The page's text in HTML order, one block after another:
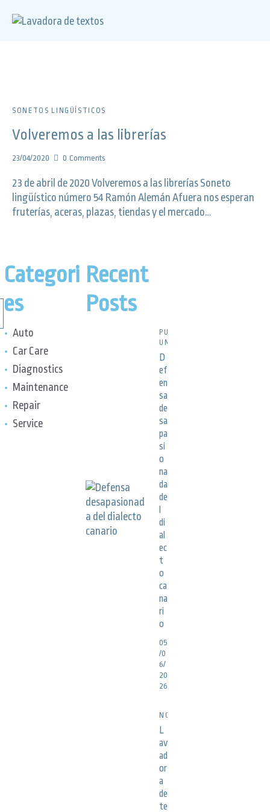
SONETOS LINGÜÍSTICOS
Volveremos a las librerías
23/04/2020 0 Comments
23 de abril de 2020 Volveremos a las librerías Soneto
lingüístico número 54 Ramón Alemán Afuera nos esperan
fruterías, aceras, plazas, tiendas y el mercado…
Categori
es
Auto
Car Care
Diagnostics
Maintenance
Repair
Service
Recent
Posts
PUBLICACIONES,
UNCATEGORIZED
D
ef
en
sa
de
sa
pa
si
o
na
da
de
di
al
ec
t
o
ca
na
ri
o
05
/0
6/
20
26
NOTICIAS
L
av
ad
or
a
de
te